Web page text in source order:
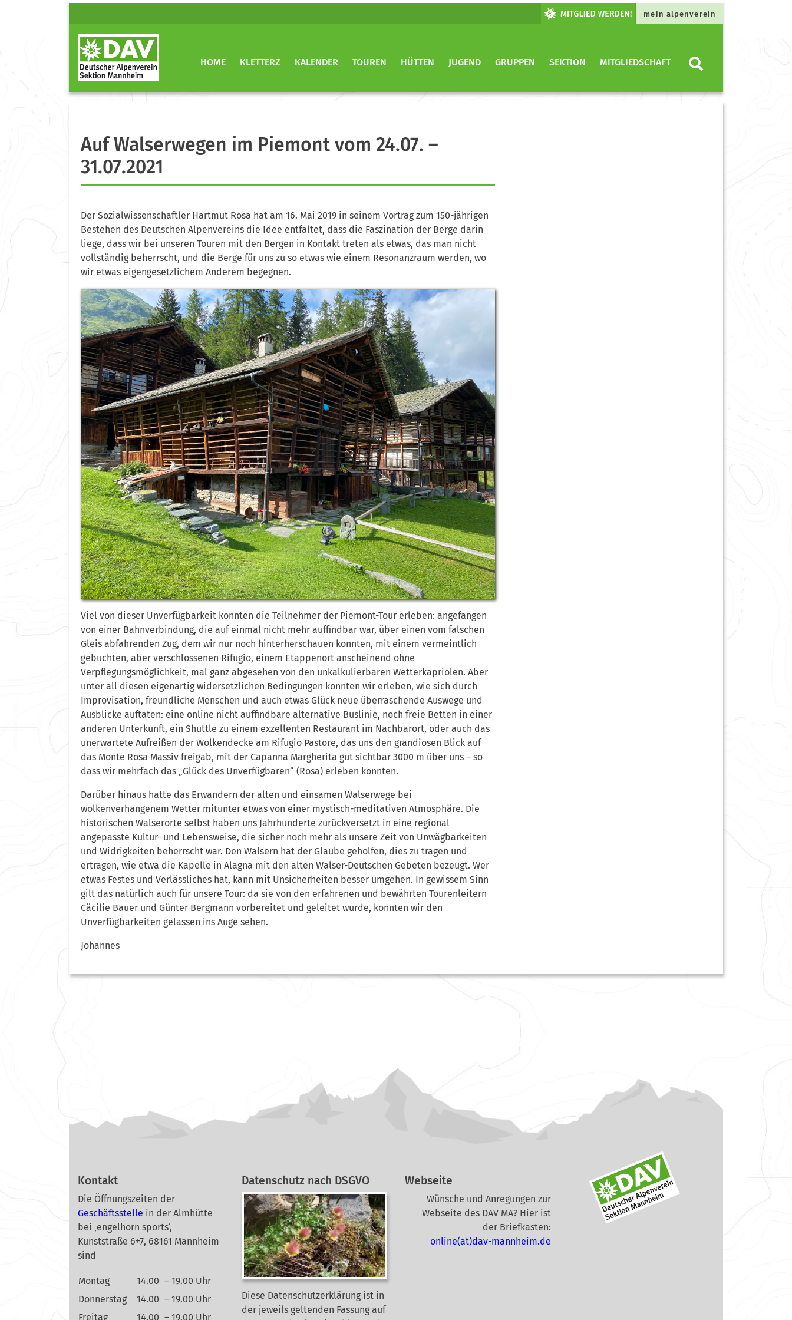
mein alpenverein
HOME KLETTERZ KALENDER TOUREN HÜTTEN JUGEND GRUPPEN SEKTION MITGLIEDSCHAFT
Auf Walserwegen im Piemont vom 24.07. –
31.07.2021
Der Sozialwissenschaftler Hartmut Rosa hat am 16. Mai 2019 in seinem Vortrag zum 150-jährigen
Bestehen des Deutschen Alpenvereins die Idee entfaltet, dass die Faszination der Berge darin
liege, dass wir bei unseren Touren mit den Bergen in Kontakt treten als etwas, das man nicht
vollständig beherrscht, und die Berge für uns zu so etwas wie einem Resonanzraum werden, wo
wir etwas eigengesetzlichem Anderem begegnen.
Viel von dieser Unverfügbarkeit konnten die Teilnehmer der Piemont-Tour erleben: angefangen
von einer Bahnverbindung, die auf einmal nicht mehr auffindbar war, über einen vom falschen
Gleis abfahrenden Zug, dem wir nur noch hinterherschauen konnten, mit einem vermeintlich
gebuchten, aber verschlossenen Rifugio, einem Etappenort anscheinend ohne
Verpflegungsmöglichkeit, mal ganz abgesehen von den unkalkulierbaren Wetterkapriolen. Aber
unter all diesen eigenartig widersetzlichen Bedingungen konnten wir erleben, wie sich durch
Improvisation, freundliche Menschen und auch etwas Glück neue überraschende Auswege und
Ausblicke auftaten: eine online nicht auffindbare alternative Buslinie, noch freie Betten in einer
anderen Unterkunft, ein Shuttle zu einem exzellenten Restaurant im Nachbarort, oder auch das
unerwartete Aufreißen der Wolkendecke am Rifugio Pastore, das uns den grandiosen Blick auf
das Monte Rosa Massiv freigab, mit der Capanna Margherita gut sichtbar 3000 m über uns – so
dass wir mehrfach das „Glück des Unverfügbaren“ (Rosa) erleben konnten.
Darüber hinaus hatte das Erwandern der alten und einsamen Walserwege bei
wolkenverhangenem Wetter mitunter etwas von einer mystisch-meditativen Atmosphäre. Die
historischen Walserorte selbst haben uns Jahrhunderte zurückversetzt in eine regional
angepasste Kultur- und Lebensweise, die sicher noch mehr als unsere Zeit von Unwägbarkeiten
und Widrigkeiten beherrscht war. Den Walsern hat der Glaube geholfen, dies zu tragen und
ertragen, wie etwa die Kapelle in Alagna mit den alten Walser-Deutschen Gebeten bezeugt. Wer
etwas Festes und Verlässliches hat, kann mit Unsicherheiten besser umgehen. In gewissem Sinn
gilt das natürlich auch für unsere Tour: da sie von den erfahrenen und bewährten Tourenleitern
Cäcilie Bauer und Günter Bergmann vorbereitet und geleitet wurde, konnten wir den
Unverfügbarkeiten gelassen ins Auge sehen.
Johannes
Kontakt
Die Öffnungszeiten der
Geschäftsstelle in der Almhütte
bei ‚engelhorn sports‘,
Kunststraße 6+7, 68161 Mannheim
sind
Montag 14.00 – 19.00 Uhr
Donnerstag
14.00 – 19.00 Uhr
Freitag
14.00 – 19.00 Uhr
Datenschutz nach DSGVO
Diese Datenschutzerklärung ist in
der jeweils geltenden Fassung auf
Webseite
Wünsche und Anregungen zur
Webseite des DAV MA? Hier ist
der Briefkasten:
online(at)dav-mannheim.de